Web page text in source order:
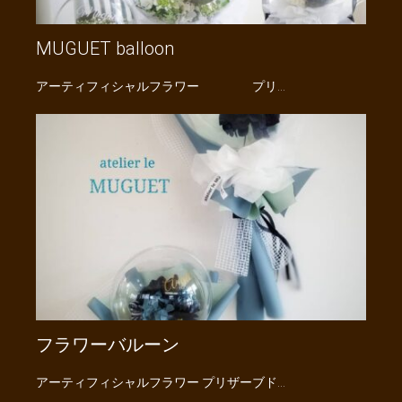
MUGUET balloon
アーティフィシャルフラワー プリ…
フラワーバルーン
アーティフィシャルフラワー プリザーブド…